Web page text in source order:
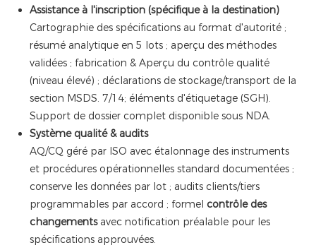
Assistance à l'inscription (spécifique à la destination)
Cartographie des spécifications au format d'autorité ;
résumé analytique en 5 lots ; aperçu des méthodes
validées ; fabrication & Aperçu du contrôle qualité
(niveau élevé) ; déclarations de stockage/transport de la
section MSDS. 7/14; éléments d'étiquetage (SGH).
Support de dossier complet disponible sous NDA.
Système qualité & audits
AQ/CQ géré par ISO avec étalonnage des instruments
et procédures opérationnelles standard documentées ;
conserve les données par lot ; audits clients/tiers
programmables par accord ; formel contrôle des
changements avec notification préalable pour les
spécifications approuvées.